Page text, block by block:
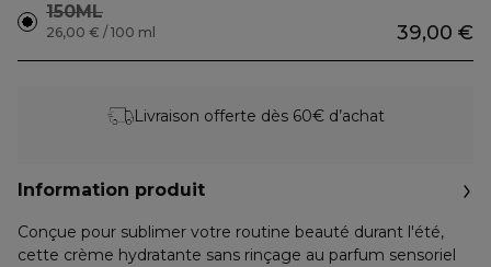
150ML
39,00 €
26,00 € / 100 ml
Livraison offerte dès 60€ d’achat
Information produit
Conçue pour sublimer votre routine beauté durant l'été,
cette crème hydratante sans rinçage au parfum sensoriel